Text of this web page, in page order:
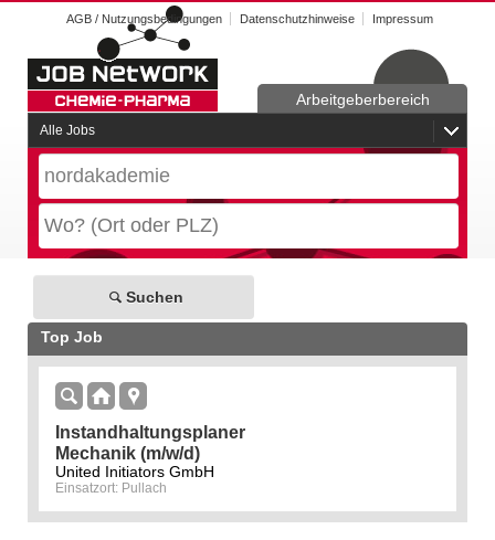
AGB / Nutzungsbedingungen Datenschutzhinweise Impressum
Alle Jobs
Arbeitgeberbereich
Suchen
Top Job
Instandhaltungsplaner
Mechanik (m/w/d)
United Initiators GmbH
Einsatzort: Pullach